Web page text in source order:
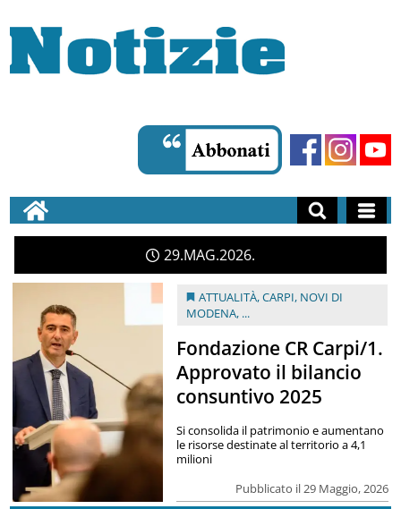
29 MAG 2026
ATTUALITÀ,CARPI, NOVI DI
MODENA, ...
Fondazione CR Carpi/1.
Approvato il bilancio
consuntivo 2025
Pubblicato il 29 Maggio, 2026
Si consolida il patrimonio e aumentano
le risorse destinate al territorio a 4,1
milioni